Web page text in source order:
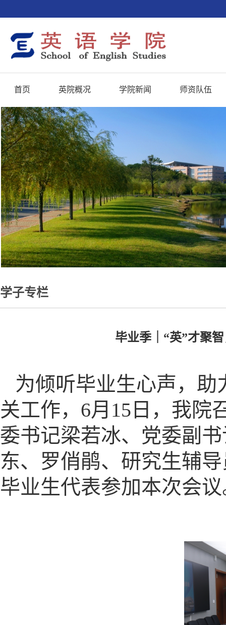
首页 英院概况 学院新闻 师资队伍
学子专栏
毕业季｜“英”才聚
为倾听毕业生心声，
关工作，6月15日，我院
委书记梁若冰、党委副
东、罗俏鹃、研究生辅
毕业生代表参加本次会